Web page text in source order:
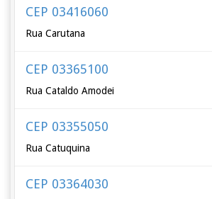
CEP 03416060
Rua Carutana
CEP 03365100
Rua Cataldo Amodei
CEP 03355050
Rua Catuquina
CEP 03364030